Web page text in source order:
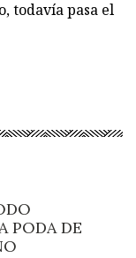
todavía pasa el
PODA DE